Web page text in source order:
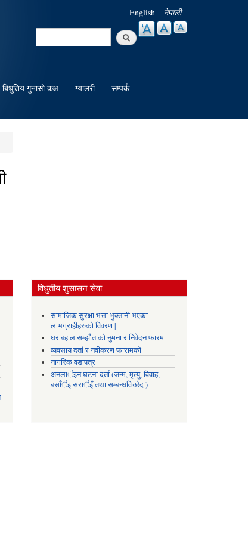
English नेपाली
Search
बिधुतिय गुनासो कक्ष ग्यालरी
सम्पर्क
विधुतीय शुसासन सेवा
सामाजिक सुरक्षा भत्ता भुक्तानी भएका
लाभग्राहीहरुको विवरण |
घर बहाल सम्झौताको नुमना र निवेदन फारम
व्यवसाय दर्ता र नवीकरण फारामको
नागरिक वडापत्र
अनलार्इन घटना दर्ता (जन्म, मृत्यु, विवाह,
बसाँर्इ सरार्इँ तथा सम्बन्धविच्छेद )